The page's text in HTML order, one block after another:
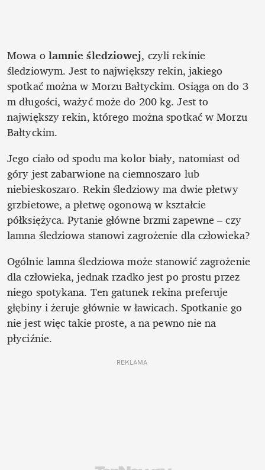
Mowa o lamnie śledziowej, czyli rekinie
śledziowym. Jest to największy rekin, jakiego
spotkać można w Morzu Bałtyckim. Osiąga on do 3
m długości, ważyć może do 200 kg. Jest to
największy rekin, którego można spotkać w Morzu
Bałtyckim.
Jego ciało od spodu ma kolor biały, natomiast od
góry jest zabarwione na ciemnoszaro lub
niebieskoszaro. Rekin śledziowy ma dwie płetwy
grzbietowe, a płetwę ogonową w kształcie
półksiężyca. Pytanie główne brzmi zapewne – czy
lamna śledziowa stanowi zagrożenie dla człowieka?
Ogólnie lamna śledziowa może stanowić zagrożenie
dla człowieka, jednak rzadko jest po prostu przez
niego spotykana. Ten gatunek rekina preferuje
głębiny i żeruje głównie w ławicach. Spotkanie go
nie jest więc takie proste, a na pewno nie na
płyciźnie.
REKLAMA